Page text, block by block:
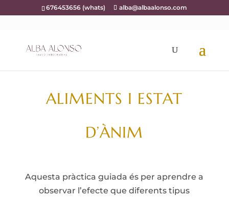
676453656 (whats) alba@albaalonso.com
ALIMENTS I ESTAT
D’ÀNIM
Aquesta pràctica guiada és per aprendre a
observar l’efecte que diferents tipus